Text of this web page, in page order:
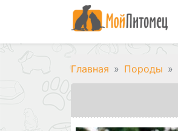
Главная Породы